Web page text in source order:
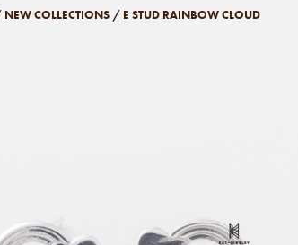
NEW COLLECTIONS / E STUD RAINBOW CLOUD